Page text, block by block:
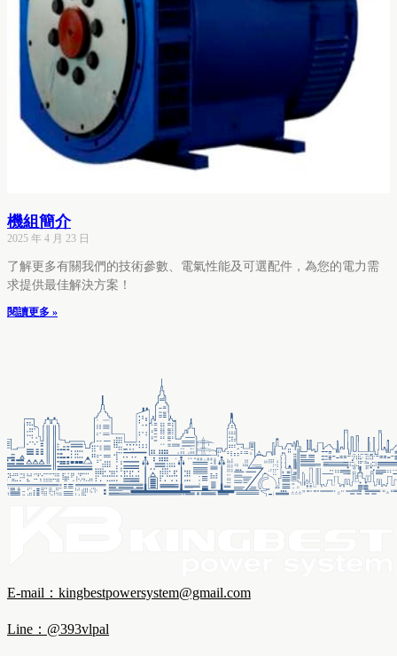
機組簡介
2025 年 4 月 23 日
了解更多有關我們的技術參數、電氣性能及可選配件，為您的電力需
求提供最佳解決方案！
閱讀更多 »
E-mail：kingbestpowersystem@gmail.com
Line：@393vlpal